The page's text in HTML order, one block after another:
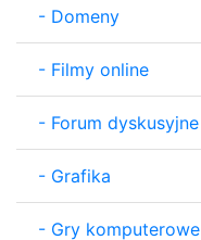
- Domeny
- Filmy online
- Forum dyskusyjne
- Grafika
- Gry komputerowe